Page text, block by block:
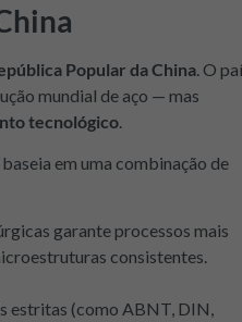
Popular da China . O
mundial de aço — mas
tecnológico
em uma combinação de
garante processos mais
consistentes.
estritas (como ABNT, DIN,